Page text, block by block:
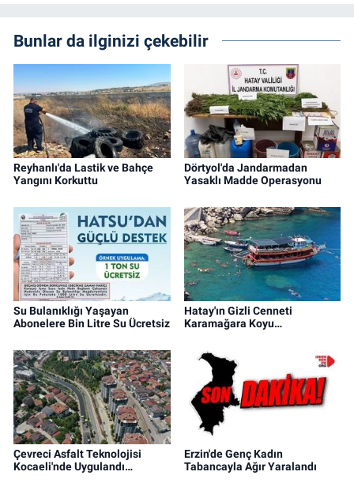
Bunlar da ilginizi çekebilir
Reyhanlı'da Lastik ve Bahçe
Yangını Korkuttu
Dörtyol'da Jandarmadan
Yasaklı Madde Operasyonu
Su Bulanıklığı Yaşayan
Abonelere Bin Litre Su Ücretsiz
Hatay'ın Gizli Cenneti
Karamağara Koyu…
Çevreci Asfalt Teknolojisi
Kocaeli'nde Uygulandı…
Erzin'de Genç Kadın
Tabancayla Ağır Yaralandı